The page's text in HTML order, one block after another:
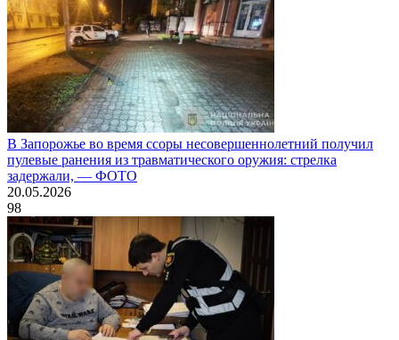
В Запорожье во время ссоры несовершеннолетний получил
пулевые ранения из травматического оружия: стрелка
задержали, — ФОТО
20.05.2026
98